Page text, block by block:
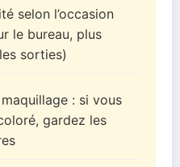
selon l’occasion
le bureau, plus
sorties)
: si vous
gardez les